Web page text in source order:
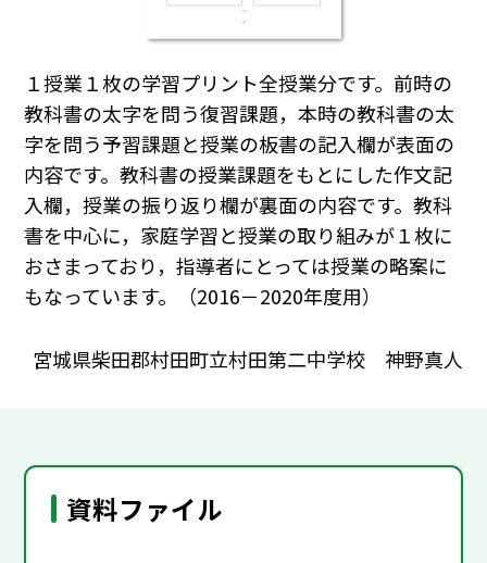
１授業１枚の学習プリント全授業分です。前時の
教科書の太字を問う復習課題，本時の教科書の太
字を問う予習課題と授業の板書の記入欄が表面の
内容です。教科書の授業課題をもとにした作文記
入欄，授業の振り返り欄が裏面の内容です。教科
書を中心に，家庭学習と授業の取り組みが１枚に
おさまっており，指導者にとっては授業の略案に
もなっています。（2016－2020年度用）
宮城県柴田郡村田町立村田第二中学校 神野真人
資料ファイル